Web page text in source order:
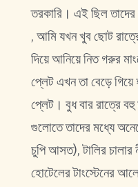
তরকারি। এই ছিল
, আমি যখন খুব ছোট
দিয়ে আনিয়ে নিত গরুর
প্লেট এখন তা বেড়ে
প্লেট। বুধ বার রাত্রে
গুলোতে তাদের মধ্যে
চুপি আসত), টালির চালার
হোটেলের টাংস্টেনের